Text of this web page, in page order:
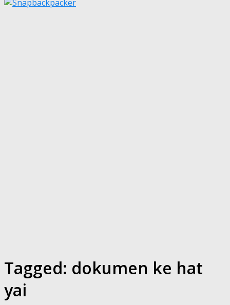
Tagged: dokumen ke hat
yai